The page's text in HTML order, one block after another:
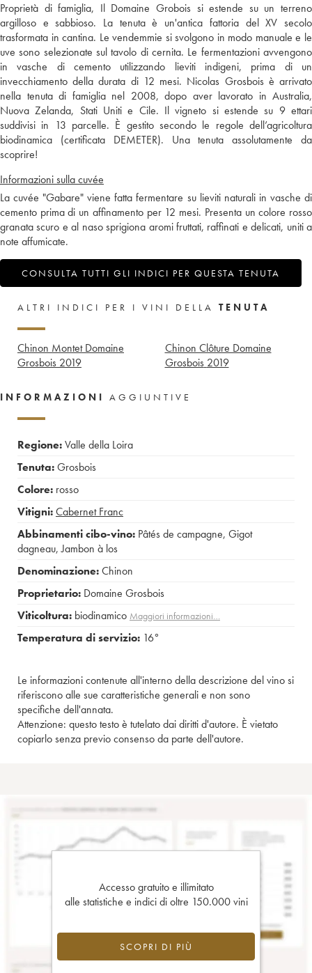
Proprietà di famiglia, Il Domaine Grobois si estende su un terreno
argilloso e sabbioso. La tenuta è un'antica fattoria del XV secolo
trasformata in cantina. Le vendemmie si svolgono in modo manuale e le
uve sono selezionate sul tavolo di cernita. Le fermentazioni avvengono
in vasche di cemento utilizzando lieviti indigeni, prima di un
invecchiamento della durata di 12 mesi. Nicolas Grosbois è arrivato
nella tenuta di famiglia nel 2008, dopo aver lavorato in Australia,
Nuova Zelanda, Stati Uniti e Cile. Il vigneto si estende su 9 ettari
suddivisi in 13 parcelle. È gestito secondo le regole dell’agricoltura
biodinamica (certificata DEMETER). Una tenuta assolutamente da
scoprire!
Informazioni sulla cuvée
La cuvée "Gabare" viene fatta fermentare su lieviti naturali in vasche di
cemento prima di un affinamento per 12 mesi. Presenta un colore rosso
granata scuro e al naso sprigiona aromi fruttati, raffinati e delicati, uniti a
note affumicate.
CONSULTA TUTTI GLI INDICI PER QUESTA TENUTA
ALTRI INDICI PER I VINI DELLA TENUTA
Chinon Montet Domaine
Grosbois 2019
Chinon Clôture Domaine
Grosbois 2019
INFORMAZIONI AGGIUNTIVE
Regione:Valle della Loira
Tenuta:Grosbois
Colore: rosso
Vitigni:Cabernet Franc
Abbinamenti cibo-vino: Pâtés de campagne, Gigot
dagneau,Jambon à los
Denominazione:Chinon
Proprietario: Domaine Grosbois
Viticoltura: biodinamico Maggiori informazioni…
Temperatura di servizio: 16°
Le informazioni contenute all'interno della descrizione del vino si
riferiscono alle sue caratteristiche generali e non sono
specifiche dell'annata.
Attenzione: questo testo è tutelato dai diritti d'autore. È vietato
copiarlo senza previo consenso da parte dell'autore.
Accesso gratuito e illimitato
alle statistiche e indici di oltre 150.000 vini
SCOPRI DI PIÙ